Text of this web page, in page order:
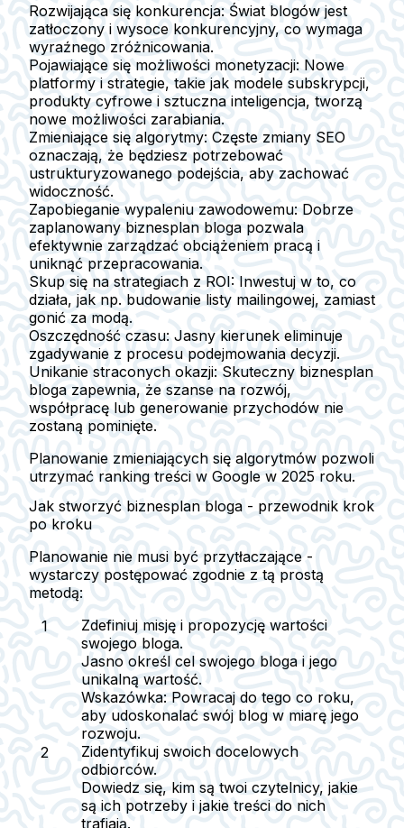
Rozwijająca się konkurencja: Świat blogów jest
zatłoczony i wysoce konkurencyjny, co wymaga
wyraźnego zróżnicowania.
Pojawiające się możliwości monetyzacji: Nowe
platformy i strategie, takie jak modele subskrypcji,
produkty cyfrowe i sztuczna inteligencja, tworzą
nowe możliwości zarabiania.
Zmieniające się algorytmy: Częste zmiany SEO
oznaczają, że będziesz potrzebować
ustrukturyzowanego podejścia, aby zachować
widoczność.
Zapobieganie wypaleniu zawodowemu: Dobrze
zaplanowany biznesplan bloga pozwala
efektywnie zarządzać obciążeniem pracą i
uniknąć przepracowania.
Skup się na strategiach z ROI: Inwestuj w to, co
działa, jak np. budowanie listy mailingowej, zamiast
gonić za modą.
Oszczędność czasu: Jasny kierunek eliminuje
zgadywanie z procesu podejmowania decyzji.
Unikanie straconych okazji: Skuteczny biznesplan
bloga zapewnia, że szanse na rozwój,
współpracę lub generowanie przychodów nie
zostaną pominięte.
Planowanie zmieniających się algorytmów pozwoli
utrzymać ranking treści w Google w 2025 roku.
Jak stworzyć biznesplan bloga - przewodnik krok
po kroku
Planowanie nie musi być przytłaczające -
wystarczy postępować zgodnie z tą prostą
metodą:
Zdefiniuj misję i propozycję wartości
swojego bloga.
Jasno określ cel swojego bloga i jego
unikalną wartość.
Wskazówka: Powracaj do tego co roku,
aby udoskonalać swój blog w miarę jego
rozwoju.
Zidentyfikuj swoich docelowych
odbiorców.
Dowiedz się, kim są twoi czytelnicy, jakie
są ich potrzeby i jakie treści do nich
trafiają.